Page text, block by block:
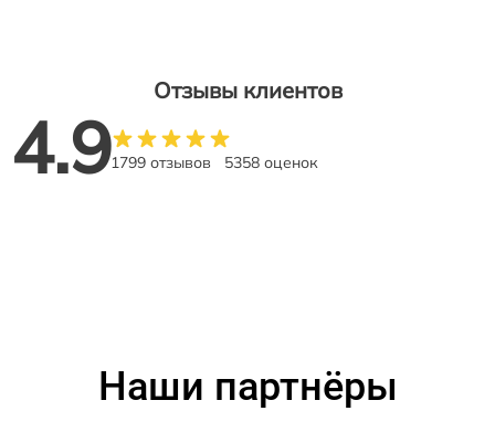
Отзывы клиентов
4.91799 отзывов 5358 оценок
Наши партнёры